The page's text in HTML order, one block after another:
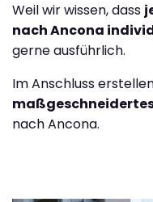
Weil wir wissen, dass
nach Ancona
gerne ausführlich.
Im Anschluss
nach Ancona.